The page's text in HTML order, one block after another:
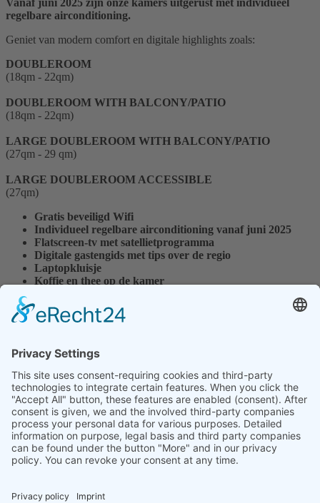
regelbare airconditioning.
Geniet van modern comfort en digitale highlights zoals:
DOUBLEROOM
(18qm - 22qm)
DOUBLEROOM WITH BALCONY/PATIO
(18qm - 22qm)
LARGE DOUBLEROOM WITH BALCONY/PATIO
(27qm - 29 qm)
LARGE DOUBLEROOM ACCESSIBLE
(27qm)
Gratis beveiligd Wifi
Individueel regelbare airconditioning vanaf juni 2025
Flatscreen-tv met satellietprogramma
Digitale gastengids met tips over de regio
Laptopkluisje
Koffie en thee op de kamer
Royale kast- en opbergruimte
Uitklapbare slaapbank of comfortabele fauteuil
Verheug u op de liefdevolle details met het thema wijn en geniet van
uw verblijf in ons Weinzuhause.
Volgende
Weinzuhause
Dit e-mailadres wordt beveiligd tegen spambots. JavaScript dient